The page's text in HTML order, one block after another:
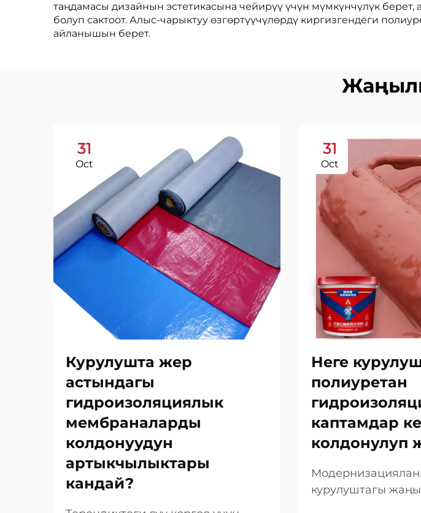
таңдамасы дизайнын эстетикасына чейирүү үчүн мүмкүнчүлүк
болуп сактоот. Алыс-чарыктуу өзгөртүүчүлөрдү киргизгендеги
айланышын берет.
31
Oct
Курулушта жер
астындагы
гидроизоляциялык
мембраналарды
колдонуудун
артыкчылыктары
кандай?
31
Oct
Неге
полиуретан
каптамдар
колдонулуп
курулуштагы жаңы